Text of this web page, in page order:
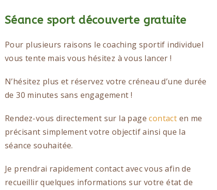
Séance sport découverte gratuite
Pour plusieurs raisons le coaching sportif individuel
vous tente mais vous hésitez à vous lancer !
N’hésitez plus et réservez votre créneau d’une durée
de 30 minutes sans engagement !
Rendez-vous directement sur la page contact en me
précisant simplement votre objectif ainsi que la
séance souhaitée.
Je prendrai rapidement contact avec vous afin de
recueillir quelques informations sur votre état de